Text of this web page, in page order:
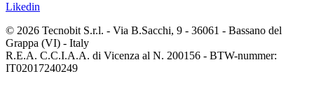
Likedin
© 2026 Tecnobit S.r.l. - Via B.Sacchi, 9 - 36061 - Bassano del
Grappa (VI) - Italy
R.E.A. C.C.I.A.A. di Vicenza al N. 200156 - BTW-nummer:
IT02017240249